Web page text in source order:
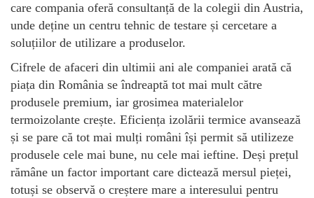
care compania oferă consultanță de la colegii din Austria,
unde deține un centru tehnic de testare și cercetare a
soluțiilor de utilizare a produselor.
Cifrele de afaceri din ultimii ani ale companiei arată că
piața din România se îndreaptă tot mai mult către
produsele premium, iar grosimea materialelor
termoizolante crește. Eficiența izolării termice avansează
și se pare că tot mai mulți români își permit să utilizeze
produsele cele mai bune, nu cele mai ieftine. Deși prețul
rămâne un factor important care dictează mersul pieței,
totuși se observă o creștere mare a interesului pentru